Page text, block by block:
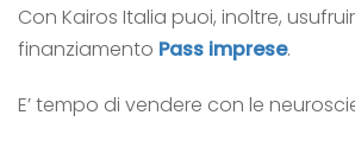
Con Kairos Italia puoi, inoltre,
finanziamento Pass imprese.
E’ tempo di vendere con le